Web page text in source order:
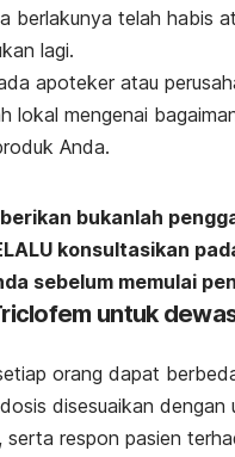
berlakunya telah habis
lagi.
apoteker atau
lokal mengenai
Anda.
bukanlah
konsultasikan
sebelum memulai
untuk
orang dapat
disesuaikan dengan
respon pasien